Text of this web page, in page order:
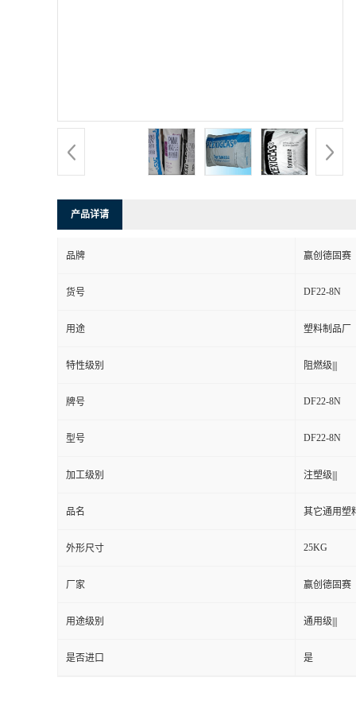
产品详请
品牌 赢创德固赛
货号 DF22-8N
用途 塑料制品厂
特性级别 阻燃级|||
牌号 DF22-8N
型号 DF22-8N
加工级别 注塑级|||
品名 其它通用塑
外形尺寸 25KG
厂家 赢创德固赛
用途级别 通用级|||
是否进口 是